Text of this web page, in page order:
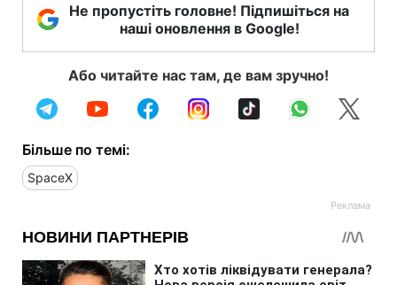
Не пропустіть головне! Підпишіться на
наші оновлення в Google!
Або читайте нас там, де вам зручно!
Більше по темі:
SpaceX